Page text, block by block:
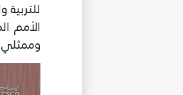
الأمم
وممثلي